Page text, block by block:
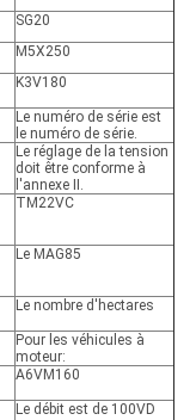
SG20
M5X250
K3V180
Le numéro de série est
le numéro de série.
Le réglage de la tension
doit être conforme à
l'annexe II.
TM22VC
Le MAG85
Le nombre d'hectares
Pour les véhicules à
moteur:
A6VM160
Le débit est de 100VD